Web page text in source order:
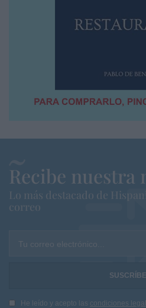
Recibe nuestra
Lo más destacado de
correo
Tu correo electrónico...
He leído y acepto las condiciones